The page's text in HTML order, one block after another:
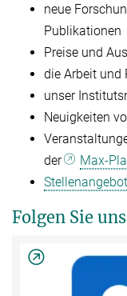
neue
Publikationen
Preise und
die Arbeit und
unser
Neuigkeiten
der
Max-
Folgen Sie